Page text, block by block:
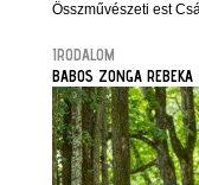
Összművészeti est
IRODALOM
BABOS ZONGA REBEKA